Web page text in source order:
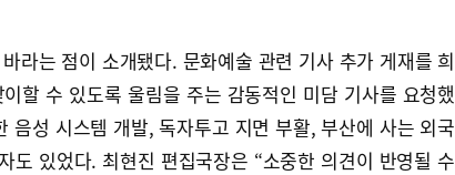
라는 점이 소개됐다. 문화예술 관련 기사 추가 게재를 희
할 수 있도록 울림을 주는 감동적인 미담 기사를 요청했
음성 시스템 개발, 독자투고 지면 부활, 부산에 사는 외국
도 있었다. 최현진 편집국장은 “소중한 의견이 반영될 수